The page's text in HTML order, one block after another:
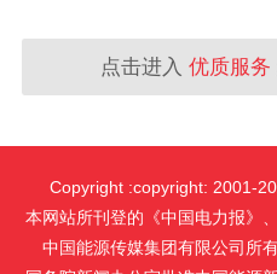
点击进入 优质服务
Copyright :copyright: 2001-
本网站所刊登的《中国电力报》
中国能源传媒集团有限公司所